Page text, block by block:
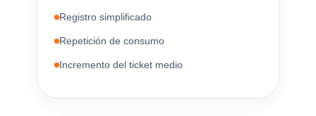
Registro simplificado
Repetición de consumo
Incremento del ticket medio